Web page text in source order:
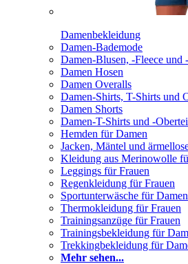
Damenbekleidung
Damen-Bademode
Damen-Blusen, -Fleece und
Damen Hosen
Damen Overalls
Damen-Shirts, T-Shirts und
Damen Shorts
Damen-T-Shirts und -
Hemden für Damen
Jacken, Mäntel und
Kleidung aus Merinowolle
Leggings für Frauen
Regenkleidung für Frauen
Sportunterwäsche für Damen
Thermokleidung für Frauen
Trainingsanzüge für Frauen
Trainingsbekleidung für
Trekkingbekleidung für
Mehr sehen...